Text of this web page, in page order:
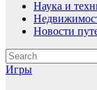
Наука и
Новости
Игры